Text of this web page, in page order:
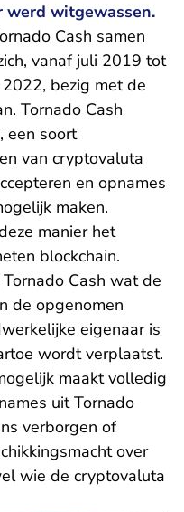
witgewassen.
Cash samen
vanaf juli 2019 tot
bezig met de
Tornado Cash
een soort
van cryptovaluta
en opnames
maken.
manier het
blockchain.
Cash wat de
de opgenomen
eigenaar is
wordt verplaatst.
maakt volledig
uit Tornado
verborgen of
over
wie de cryptovaluta